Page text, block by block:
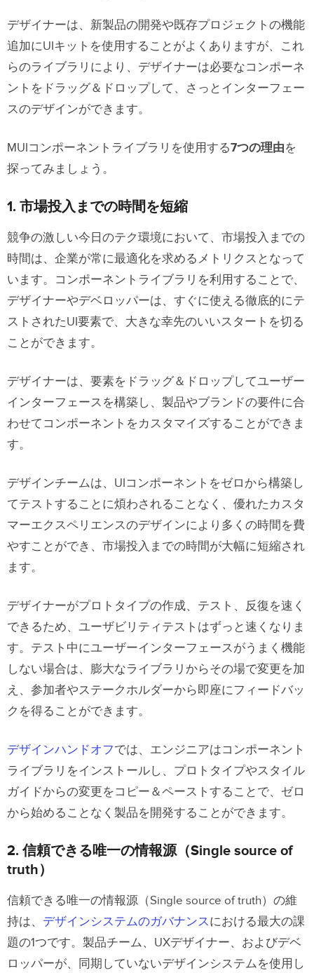
UXPinのMUI5キット
UXPin Mergeによるコンポーネントラ
イブラリの同期
デザイナーは、新製品の開発や既存プロジェクトの機能
追加にUIキットを使用することがよくありますが、これ
らのライブラリにより、デザイナーは必要なコンポーネ
ントをドラッグ＆ドロップして、さっとインターフェー
スのデザインができます。
MUIコンポーネントライブラリを使用する7つの理由を
探ってみましょう。
1. 市場投入までの時間を短縮
競争の激しい今日のテク環境において、市場投入までの
時間は、企業が常に最適化を求めるメトリクスとなって
います。コンポーネントライブラリを利用することで、
デザイナーやデベロッパーは、すぐに使える徹底的にテ
ストされたUI要素で、大きな幸先のいいスタートを切る
ことができます。
デザイナーは、要素をドラッグ＆ドロップしてユーザー
インターフェースを構築し、製品やブランドの要件に合
わせてコンポーネントをカスタマイズすることができま
す。
デザインチームは、UIコンポーネントをゼロから構築し
てテストすることに煩わされることなく、優れたカスタ
マーエクスペリエンスのデザインにより多くの時間を費
やすことができ、市場投入までの時間が大幅に短縮され
ます。
デザイナーがプロトタイプの作成、テスト、反復を速く
できるため、ユーザビリティテストはずっと速くなりま
す。テスト中にユーザーインターフェースがうまく機能
しない場合は、膨大なライブラリからその場で変更を加
え、参加者やステークホルダーから即座にフィードバッ
クを得ることができます。
デザインハンドオフでは、エンジニアはコンポーネント
ライブラリをインストールし、プロトタイプやスタイル
ガイドからの変更をコピー＆ペーストすることで、ゼロ
から始めることなく製品を開発することができます。
2. 信頼できる唯一の情報源（Single source of
truth）
信頼できる唯一の情報源（Single source of truth）の維
持は、 デザインシステムのガバナンスにおける最大の課
題の1つです。製品チーム、UXデザイナー、およびデベ
ロッパーが、同期していないデザインシステムを使用し